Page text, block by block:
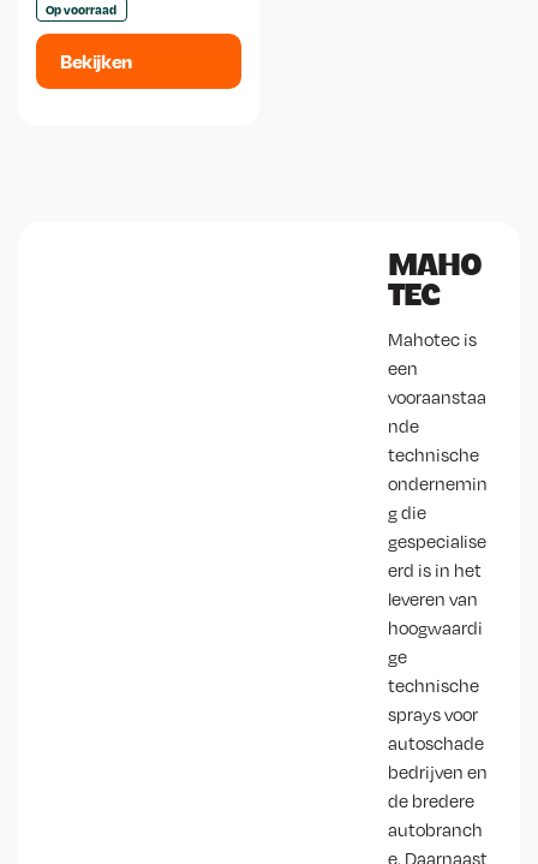
Op voorraad
Bekijken
MAHO
TEC
Mahotec is
een
vooraanstaa
nde
technische
ondernemin
g die
gespecialise
erd is in het
leveren van
hoogwaardi
ge
technische
sprays voor
autoschade
bedrijven en
de bredere
autobranch
e. Daarnaast